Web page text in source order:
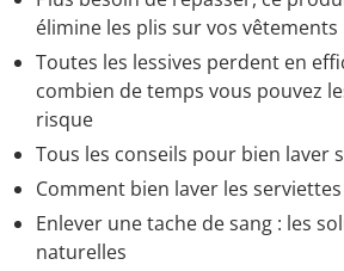
élimine les plis sur vos vêtements
Toutes les lessives perdent en
combien de temps vous pouvez
risque
Tous les conseils pour bien laver
Comment bien laver les
Enlever une tache de sang : les
naturelles